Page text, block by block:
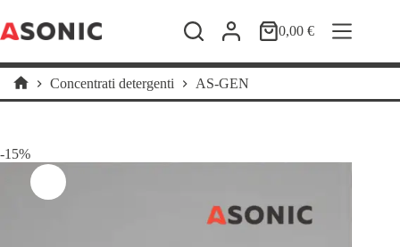
al
contenuto
Carrello
0,00€
Home
Concentrati detergenti AS-GEN
-15%